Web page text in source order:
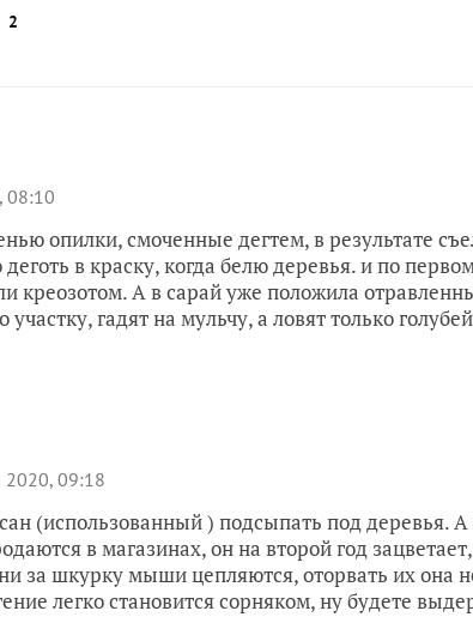
2
08:10
опилки, смоченные дегтем, в результате
в краску, когда белю деревья. и по
креозотом. А в сарай уже положила
гадят на мульчу, а ловят только
2020, 09:18
(использованный ) подсыпать под деревья.
в магазинах, он на второй год
за шкурку мыши цепляются, оторвать их она
легко становится сорняком, ну будете